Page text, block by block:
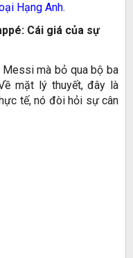
Hạng Anh.
Cái giá của sự
Messi mà bỏ qua bộ ba
mặt lý thuyết, đây là
tế, nó đòi hỏi sự cân